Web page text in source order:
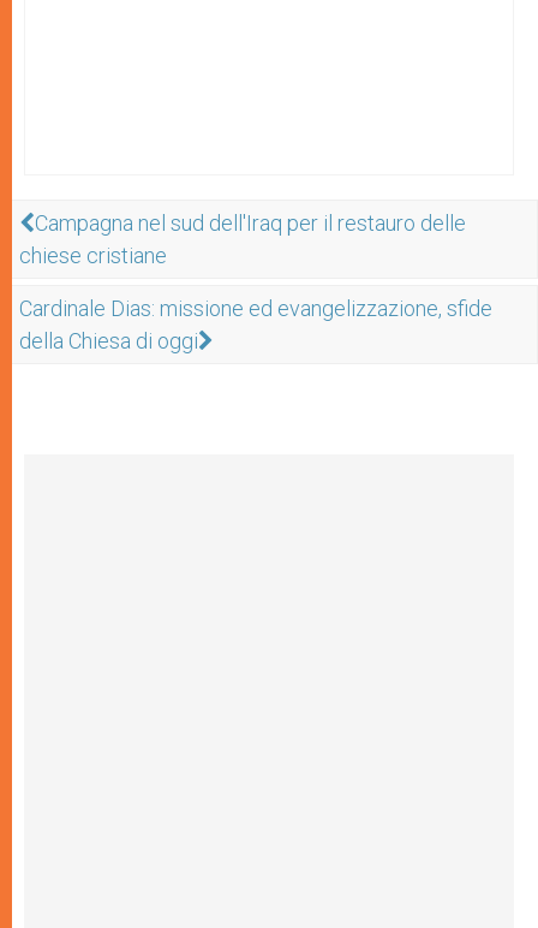
Campagna nel sud dell'Iraq per il restauro delle
chiese cristiane
Cardinale Dias: missione ed evangelizzazione, sfide
della Chiesa di oggi